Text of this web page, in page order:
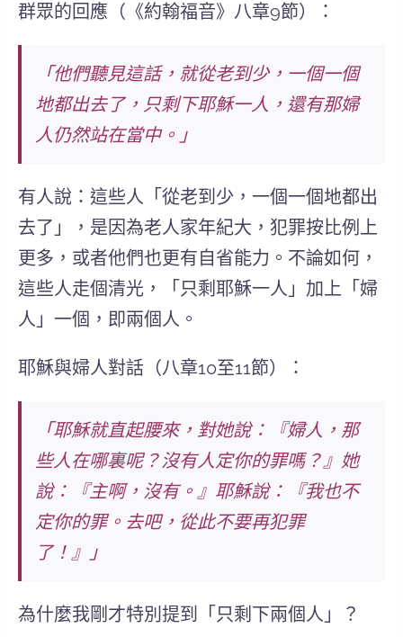
群眾的回應（《約翰福音》八章9節）：
「他們聽見這話，就從老到少，一個一個
地都出去了，只剩下耶穌一人，還有那婦
人仍然站在當中。」
有人說：這些人「從老到少，一個一個地都出
去了」，是因為老人家年紀大，犯罪按比例上
更多，或者他們也更有自省能力。不論如何，
這些人走個清光，「只剩耶穌一人」加上「婦
人」一個，即兩個人。
耶穌與婦人對話（八章10至11節）：
「耶穌就直起腰來，對她說：『婦人，那
些人在哪裏呢？沒有人定你的罪嗎？』她
說：『主啊，沒有。』耶穌說：『我也不
定你的罪。去吧，從此不要再犯罪
了！』」
為什麼我剛才特別提到「只剩下兩個人」？